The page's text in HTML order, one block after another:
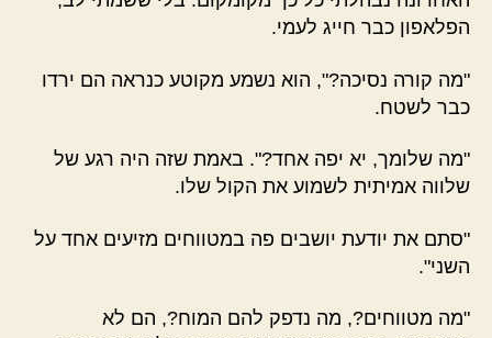
הפלאפון כבר חייג לעמי.
"מה קורה נסיכה?", הוא נשמע מקוטע כנראה הם ירדו
כבר לשטח.
"מה שלומך, יא יפה אחד?". באמת שזה היה רגע של
שלווה אמיתית לשמוע את הקול שלו.
"סתם את יודעת יושבים פה במטווחים מזיעים אחד על
השני".
"מה מטווחים?, מה נדפק להם המוח?, הם לא